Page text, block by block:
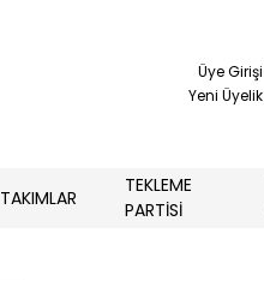
Üye Girişi
Yeni Üyelik
TAKIMLAR
TEKLEME
PARTİSİ